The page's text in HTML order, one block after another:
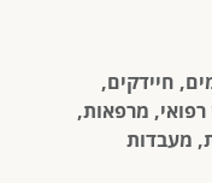
חיידקים,
מרפאות,
מעבדות